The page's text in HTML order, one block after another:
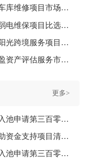
关于邀请参加福建省商务厅立体车库维修项目市场需求调查的公告
福建省商务厅行政服务中心关于弱电维保项目比选结果公示
中国（福建）国际贸易单一窗口阳光跨境服务项目的市场需求调查公告
关于福州长乐机场口岸办公楼盘盈资产评估服务市场需求调查公告
更多>
关于福建省商贸贷外贸贷企业池入池申请第三百零八批名单的公示
关于2025年县域商业建设行动补助资金支持项目清单（漳州市长泰区）调整的公示
关于福建省商贸贷外贸贷企业池入池申请第三百零七批名单的公示